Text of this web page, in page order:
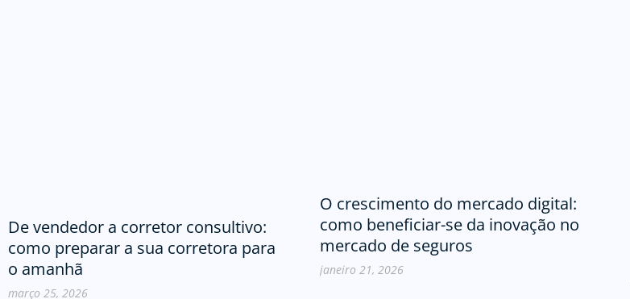
De vendedor a corretor consultivo:
como preparar a sua corretora para
o amanhã
março 25, 2026
O crescimento do mercado digital:
como beneficiar-se da inovação no
mercado de seguros
janeiro 21, 2026